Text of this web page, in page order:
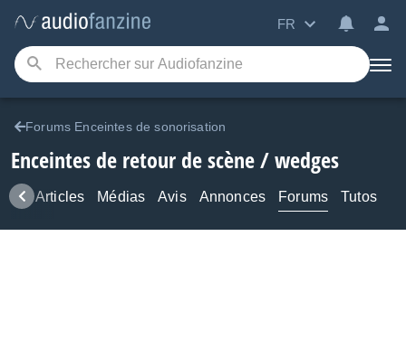
FR
Forums Enceintes de sonorisation
Enceintes de retour de scène / wedges
Articles Médias Avis Annonces Forums Tutos